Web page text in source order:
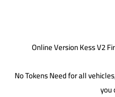
1. Online Version Kess
2. 100% No Tokens Need for all
you